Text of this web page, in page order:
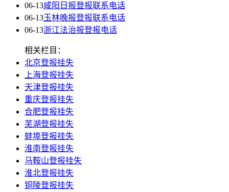
06-13咸阳日报登报联系电话
06-13玉林晚报登报联系电话
06-13浙江法治报登报电话
相关栏目：
北京登报挂失
上海登报挂失
天津登报挂失
重庆登报挂失
合肥登报挂失
芜湖登报挂失
蚌埠登报挂失
淮南登报挂失
马鞍山登报挂失
淮北登报挂失
铜陵登报挂失